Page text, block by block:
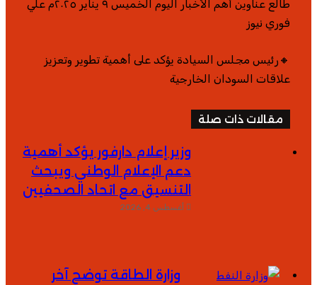
طالع عناوين أهم الأخبار اليوم الخميس ٩ يناير ٢٠٢٥م علي
فوري نيوز
🔸رئيس مجلس السيادة يؤكد على أهمية تطوير وتعزيز
علاقات السودان الخارجية
مقالات ذات صلة
وزير إعلام دارفور يؤكد أهمية
دعم الإعلام الوطني ويبحث
التنسيق مع اتحاد الصحفيين
أغسطس 4, 2026
وزارة الطاقة توضح آخر